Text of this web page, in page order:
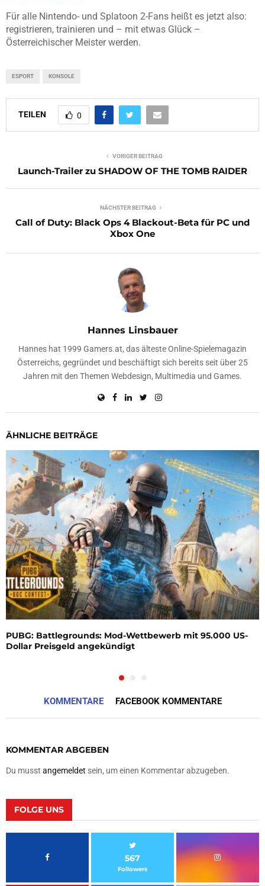
Für alle Nintendo- und Splatoon 2-Fans heißt es jetzt also:
registrieren, trainieren und – mit etwas Glück –
Österreichischer Meister werden.
ESPORT KONSOLE
TEILEN 0
VORIGER BEITRAG
Launch-Trailer zu SHADOW OF THE TOMB RAIDER
NÄCHSTER BEITRAG
Call of Duty: Black Ops 4 Blackout-Beta für PC und
Xbox One
Hannes Linsbauer
Hannes hat 1999 Gamers.at, das älteste Online-Spielemagazin
Österreichs, gegründet und beschäftigt sich bereits seit über 25
Jahren mit den Themen Webdesign, Multimedia und Games.
ÄHNLICHE BEITRÄGE
PUBG: Battlegrounds: Mod-Wettbewerb mit 95.000 US-
Dollar Preisgeld angekündigt
KOMMENTARE FACEBOOK KOMMENTARE
KOMMENTAR ABGEBEN
Du musst angemeldet sein, um einen Kommentar abzugeben.
FOLGE UNS
567
Followers